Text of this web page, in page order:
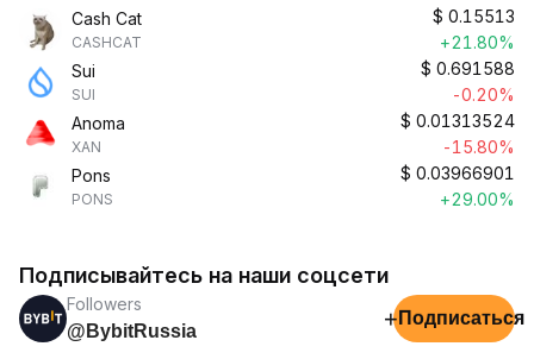
Cash Cat
CASHCAT
$ 0.15513
+21.80%
Sui
SUI
$ 0.691588
-0.20%
Anoma
XAN
$ 0.01313524
-15.80%
Pons
PONS
$ 0.03966901
+29.00%
Подписывайтесь на наши соцсети
Followers
@BybitRussia
+ Подписаться